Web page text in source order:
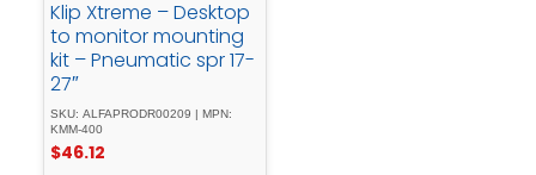
Klip Xtreme – Desktop
to monitor mounting
kit – Pneumatic spr 17-
27″
SKU: ALFAPRODR00209 | MPN:
KMM-400
$46.12